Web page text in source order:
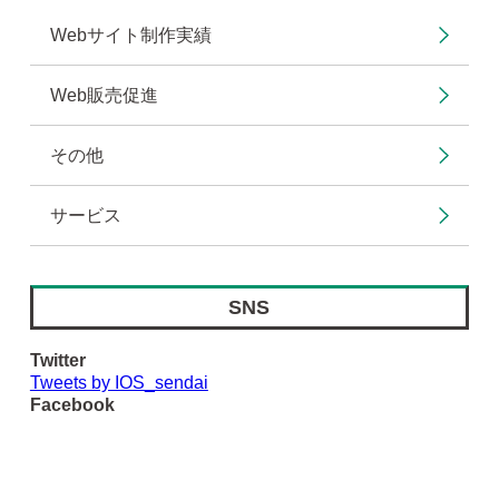
Webサイト制作実績
Web販売促進
その他
サービス
SNS
Twitter
Tweets by IOS_sendai
Facebook